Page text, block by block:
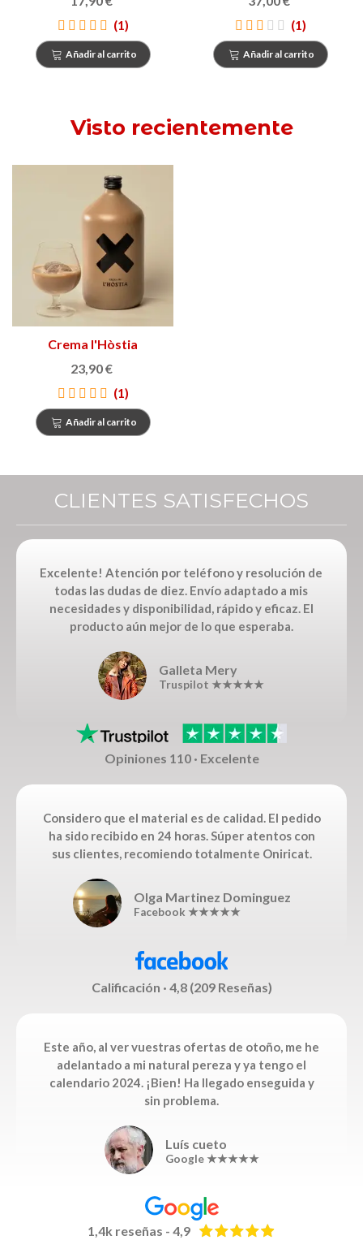
(1)
Añadir al carrito
(1)
Añadir al carrito
Visto recientemente
Crema l'Hòstia
23,90 €
(1)
Añadir al carrito
CLIENTES SATISFECHOS
Excelente! Atención por teléfono y resolución de
todas las dudas de diez. Envío adaptado a mis
necesidades y disponibilidad, rápido y eficaz. El
producto aún mejor de lo que esperaba.
Galleta Mery
Truspilot ★★★★★
Opiniones 110 · Excelente
Considero que el material es de calidad. El pedido
ha sido recibido en 24 horas. Súper atentos con
sus clientes, recomiendo totalmente Oniricat.
Olga Martinez Dominguez
Facebook ★★★★★
Calificación · 4,8 (209 Reseñas)
Este año, al ver vuestras ofertas de otoño, me he
adelantado a mi natural pereza y ya tengo el
calendario 2024. ¡Bien! Ha llegado enseguida y
sin problema.
Luís cueto
Google ★★★★★
1,4k reseñas - 4,9